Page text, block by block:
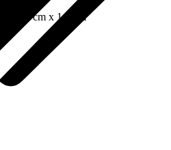
x 70.0 cm x 1.8 cm